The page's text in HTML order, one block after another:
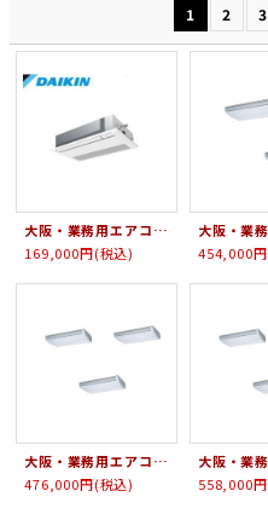
1 2 3
大阪・業務用エアコン ダイキン シングルフロー（標準）タイプ ワイヤード ペアタイプ SZZK45CBV 45形（1.8馬力） ECOZEAS80シリーズ 単相200V
169,000円(税込)
454,000円
大阪・業務用エアコン 三菱重工 天吊形 FDE トリプルタイプ FDEVP2244HTS4L 224形（8馬力） HYPER VSX 三相200V
476,000円(税込)
558,000円